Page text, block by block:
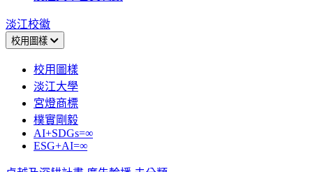
淡江校徽
校用圖樣
校用圖樣
淡江大學
宮燈商標
樸實剛毅
AI+SDGs=∞
ESG+AI=∞